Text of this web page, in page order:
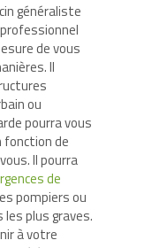
généraliste
de vous
Il
ou
pourra vous
fonction de
Il pourra
de
pompiers ou
les plus graves.
à votre